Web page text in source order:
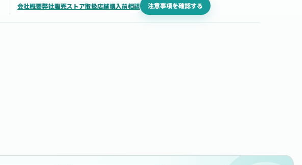
会社概要弊社販売ストア取扱店舗購入前相談 注意事項を確認する